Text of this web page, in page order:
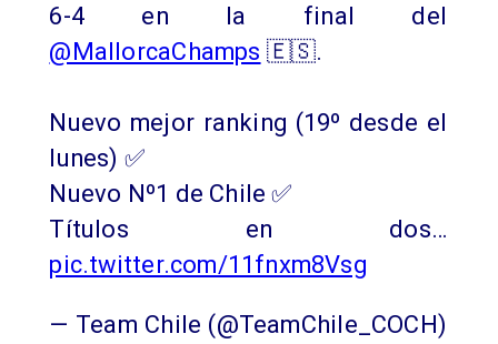
6-4 en la final del
@MallorcaChamps 🇪🇸.
Nuevo mejor ranking (19º desde el
lunes) ✅
Nuevo Nº1 de Chile ✅
Títulos en dos…
pic.twitter.com/11fnxm8Vsg
— Team Chile (@TeamChile_COCH)